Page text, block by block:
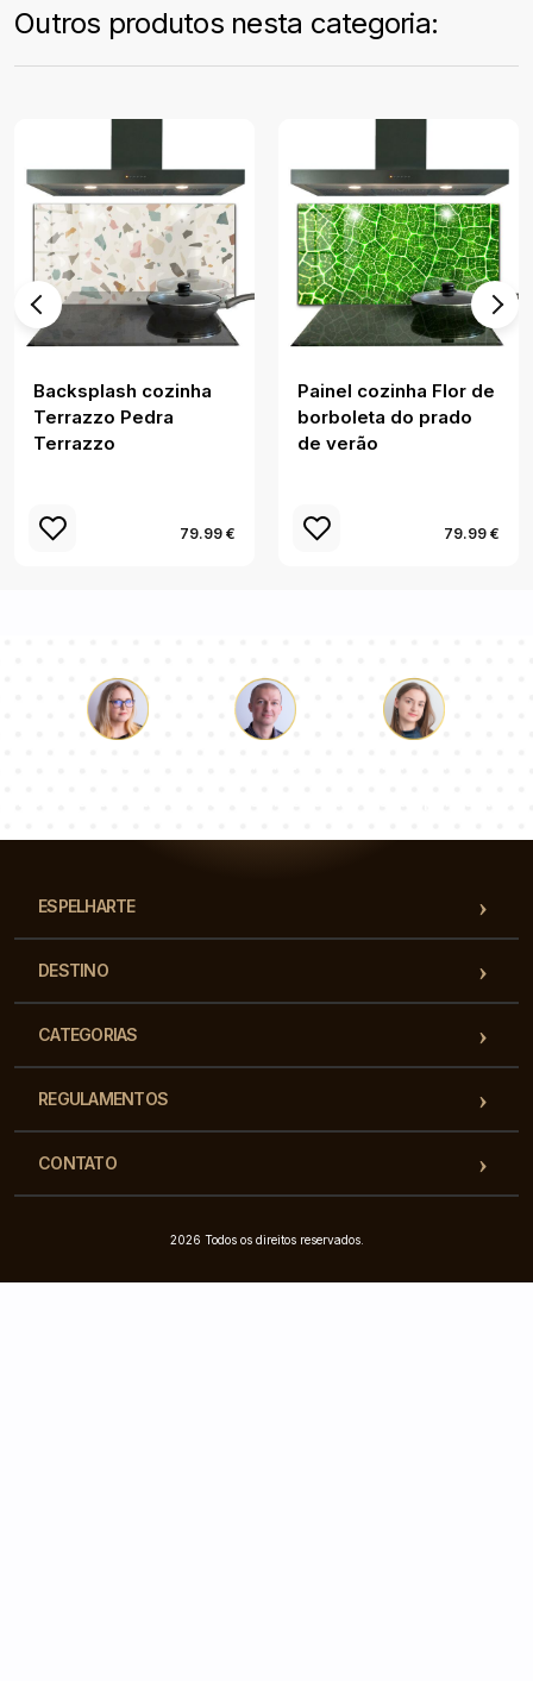
Outros produtos nesta categoria:
Backsplash cozinha
Terrazzo Pedra
Terrazzo
79.99 €
Painel cozinha Flor de
borboleta do prado
de verão
79.99 €
ESPELHARTE
DESTINO
CATEGORIAS
REGULAMENTOS
CONTATO
2026 Todos os direitos reservados.